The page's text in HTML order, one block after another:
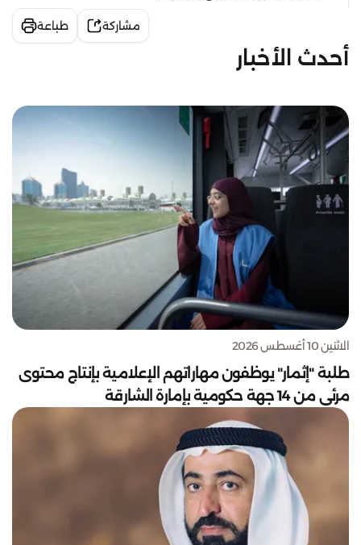
مشاركة طباعة
أحدث الأخبار
الاثنين 10 أغسطس 2026
طلبة "إثمار" يوظفون مهاراتهم الإعلامية بإنتاج محتوى
مرئي من 14 جهة حكومية بإمارة الشارقة